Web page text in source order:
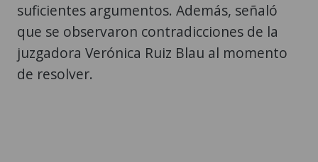
suficientes argumentos. Además, señaló
que se observaron contradicciones de la
juzgadora Verónica Ruiz Blau al momento
de resolver.